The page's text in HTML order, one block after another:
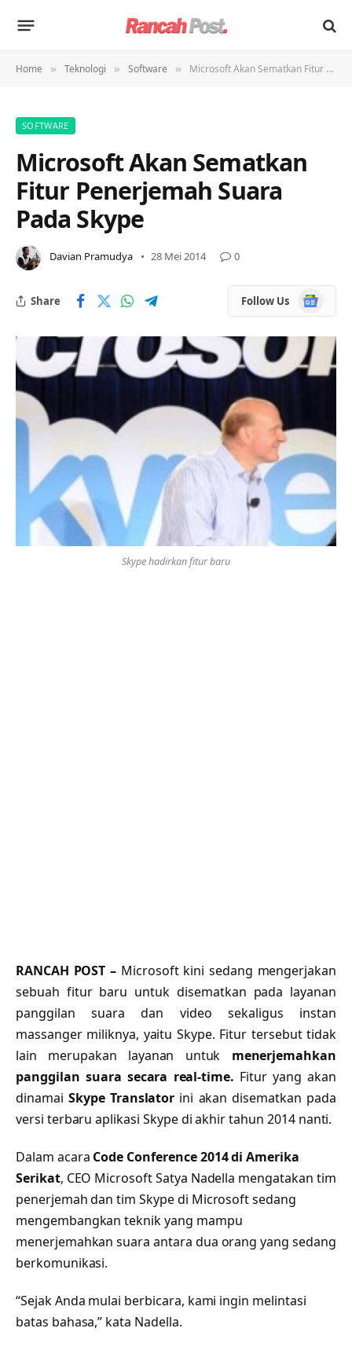
Home » Teknologi » Software » Microsoft Akan Sematkan Fitur Penerjemah Suara Pada Skype
SOFTWARE
Microsoft Akan Sematkan
Fitur Penerjemah Suara
Pada Skype
Davian Pramudya 28 Mei 2014 0
Share Follow Us
Google
News
Skype hadirkan fitur baru
RANCAH POST – Microsoft kini sedang mengerjakan
sebuah fitur baru untuk disematkan pada layanan
panggilan suara dan video sekaligus instan
massanger miliknya, yaitu Skype. Fitur tersebut tidak
lain merupakan layanan untuk menerjemahkan
panggilan suara secara real-time. Fitur yang akan
dinamai Skype Translator ini akan disematkan pada
versi terbaru aplikasi Skype di akhir tahun 2014 nanti.
Dalam acara Code Conference 2014 di Amerika
Serikat, CEO Microsoft Satya Nadella mengatakan tim
penerjemah dan tim Skype di Microsoft sedang
mengembangkan teknik yang mampu
menerjemahkan suara antara dua orang yang sedang
berkomunikasi.
“Sejak Anda mulai berbicara, kami ingin melintasi
batas bahasa,” kata Nadella.